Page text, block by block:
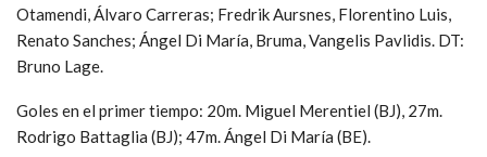
Otamendi, Álvaro Carreras; Fredrik Aursnes, Florentino Luis,
Renato Sanches; Ángel Di María, Bruma, Vangelis Pavlidis. DT:
Bruno Lage.
Goles en el primer tiempo: 20m. Miguel Merentiel (BJ), 27m.
Rodrigo Battaglia (BJ); 47m. Ángel Di María (BE).